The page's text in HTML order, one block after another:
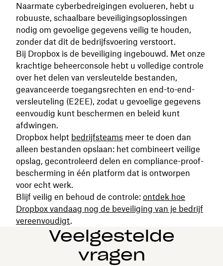
Naarmate cyberbedreigingen evolueren, hebt u
robuuste, schaalbare beveiligingsoplossingen
nodig om gevoelige gegevens veilig te houden,
zonder dat dit de bedrijfsvoering verstoort.
Bij Dropbox is de beveiliging ingebouwd. Met onze
krachtige beheerconsole hebt u volledige controle
over het delen van versleutelde bestanden,
geavanceerde toegangsrechten en end-to-end-
versleuteling (E2EE), zodat u gevoelige gegevens
eenvoudig kunt beschermen en beleid kunt
afdwingen.
Dropbox helpt bedrijfsteams meer te doen dan
alleen bestanden opslaan: het combineert veilige
opslag, gecontroleerd delen en compliance-proof-
bescherming in één platform dat is ontworpen
voor echt werk.
Blijf veilig en behoud de controle: ontdek hoe
Dropbox vandaag nog de beveiliging van je bedrijf
vereenvoudigt.
Veelgestelde
vragen